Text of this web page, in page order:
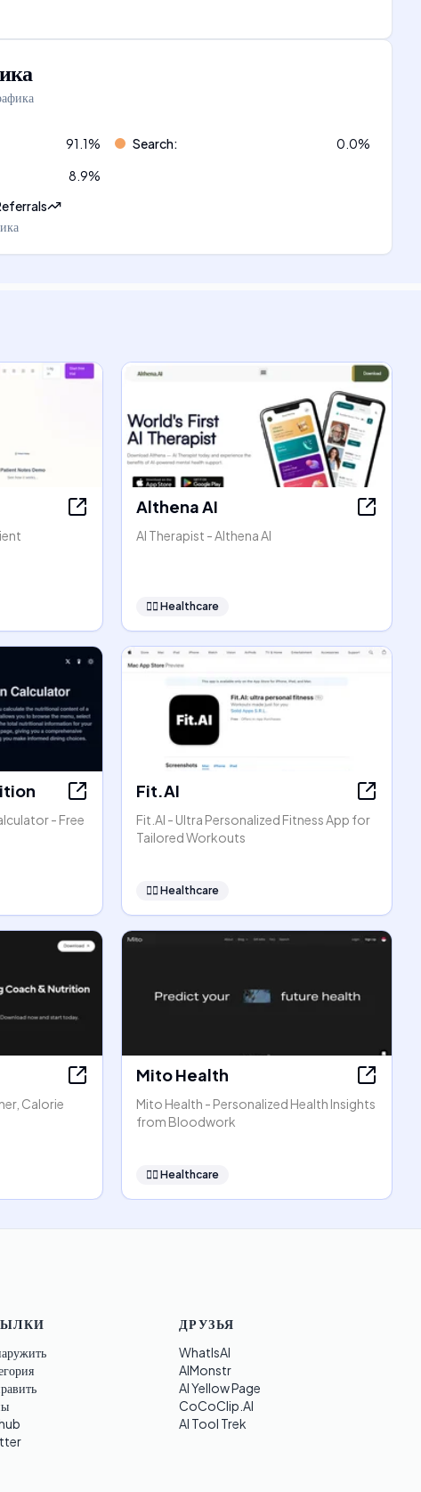
91.1% Search: 0.0%
8.9%
Althena AI
AI Therapist - Althena AI
👩‍⚕️ Healthcare
- Free
Fit.AI
Fit.AI - Ultra Personalized Fitness App for
Tailored Workouts
👩‍⚕️ Healthcare
Calorie
Mito Health
Mito Health - Personalized Health Insights
from Bloodwork
👩‍⚕️ Healthcare
ДРУЗЬЯ
WhatIsAI
AIMonstr
AI Yellow Page
CoCoClip.AI
AI Tool Trek